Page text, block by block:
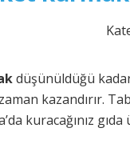
düşünüldüğü
kazandırır.
kuracağınız